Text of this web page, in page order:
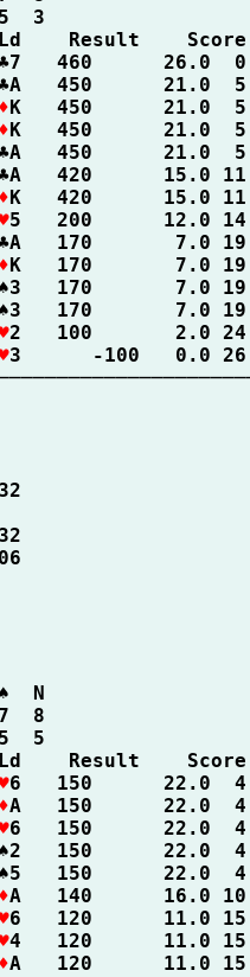
2  5  3
Result
♣7   460      26.0
450      21.0
♦K   450      21.0
♦K   450      21.0
450      21.0
420      15.0
♦K   420      15.0
5   200      12.0
170       7.0
♦K   170       7.0
170       7.0
170       7.0
2   100       2.0
3      -100   0.0
N
7  8
5  5
Result
6   150      22.0
♦A   150      22.0
6   150      22.0
♠2   150      22.0
♠5   150      22.0
♦A   140      16.0
6   120      11.0
4   120      11.0
♦A   120      11.0